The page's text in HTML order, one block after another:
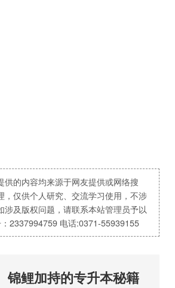
供的内容均来源于网友提供或网络搜
，仅供个人研究、交流学习使用，不涉
涉及版权问题，请联系本站管理员予以
2337994759 电话:0371-55939155
锦鲤加持的专升本秘籍